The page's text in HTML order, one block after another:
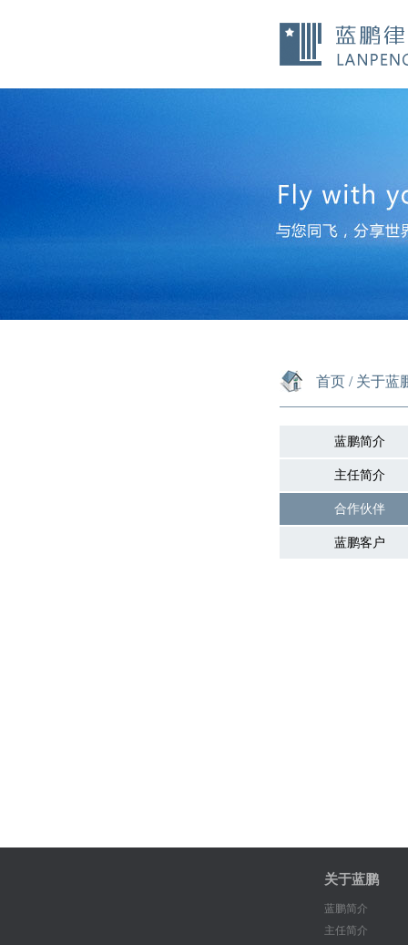
首页 / 关于蓝
蓝鹏简介
主任简介
合作伙伴
蓝鹏客户
关于蓝鹏
蓝鹏简介
主任简介